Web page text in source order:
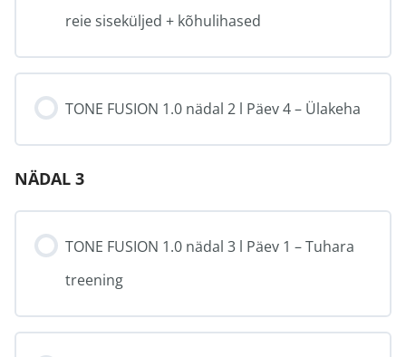
reie siseküljed + kõhulihased
TONE FUSION 1.0 nädal 2 l Päev 4 – Ülakeha
NÄDAL 3
TONE FUSION 1.0 nädal 3 l Päev 1 – Tuhara
treening